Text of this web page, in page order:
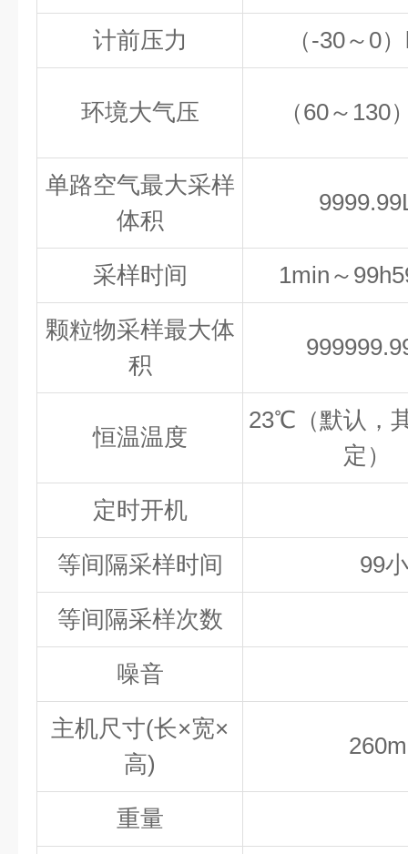
计前压力
（-30～0
环境大气压 （60～130
单路空气最大采样
体积
采样时间
1min～
颗粒物采样最大体
积
恒温温度
23℃（默认，
定）
定时开机
等间隔采样时间
99
等间隔采样次数
噪音
主机尺寸(长×宽×
高)
重量